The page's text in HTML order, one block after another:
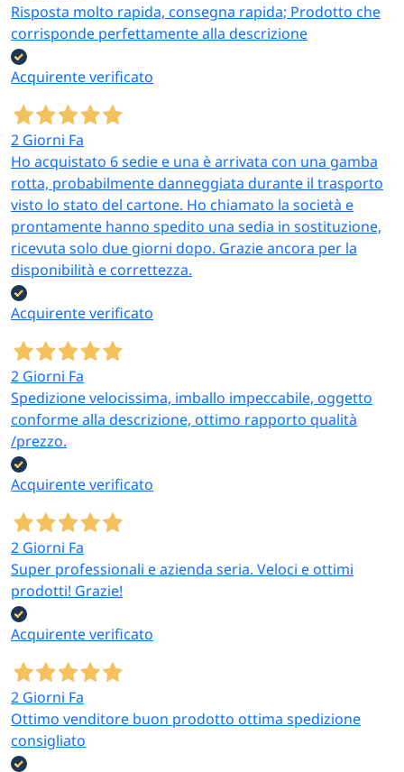
Risposta molto rapida, consegna rapida; Prodotto che
corrisponde perfettamente alla descrizione
Acquirente verificato
2 Giorni Fa
Ho acquistato 6 sedie e una è arrivata con una gamba
rotta, probabilmente danneggiata durante il trasporto
visto lo stato del cartone. Ho chiamato la società e
prontamente hanno spedito una sedia in sostituzione,
ricevuta solo due giorni dopo. Grazie ancora per la
disponibilità e correttezza.
Acquirente verificato
2 Giorni Fa
Spedizione velocissima, imballo impeccabile, oggetto
conforme alla descrizione, ottimo rapporto qualità
/prezzo.
Acquirente verificato
2 Giorni Fa
Super professionali e azienda seria. Veloci e ottimi
prodotti! Grazie!
Acquirente verificato
2 Giorni Fa
Ottimo venditore buon prodotto ottima spedizione
consigliato